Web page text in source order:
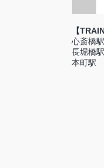
【
心斎橋
長堀橋
本町駅